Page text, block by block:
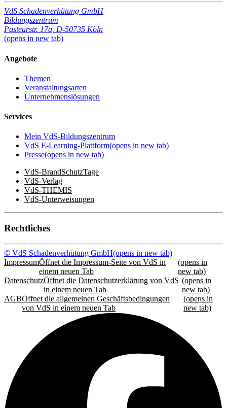
VdS Schadenverhütung GmbH
Bildungszentrum
Pasteurstr. 17a D-50735 Köln
(opens in new tab)
Angebote
Themen
Veranstaltungsarten
Unternehmenslösungen
Services
Mein VdS-Bildungszentrum
VdS E-Learning-Plattform(opens in new tab)
Presse(opens in new tab)
VdS-BrandSchutzTage
VdS-Verlag
VdS-THEMIS
VdS-Unterweisungen
Rechtliches
© VdS Schadenverhütung GmbH(opens in new tab)
ImpressumÖffnet die Impressum-Seite von VdS in
einem neuen Tab
(opens in
new tab)
DatenschutzÖffnet die Datenschutzerklärung von VdS
in einem neuen Tab
(opens in
new tab)
AGBÖffnet die allgemeinen Geschäftsbedingungen
von VdS in einem neuen Tab
(opens in
new tab)